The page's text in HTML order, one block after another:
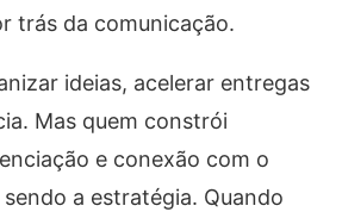
trás da comunicação.
ideias, acelerar entregas
Mas quem constrói
e conexão com o
a estratégia. Quando